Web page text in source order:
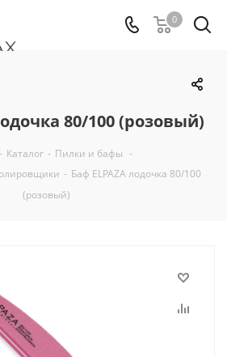
0
80/100 (розовый)
- Каталог - Пилки и бафы -
- Баф ELPAZA лодочка 80/100
(розовый)